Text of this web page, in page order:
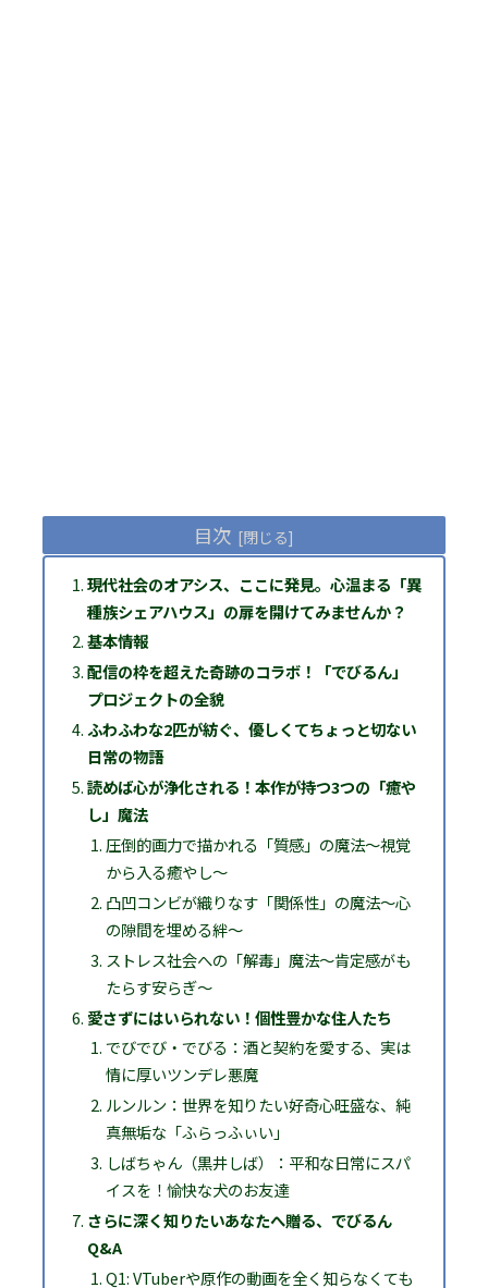
目次
現代社会のオアシス、ここに発見。心温まる「異
種族シェアハウス」の扉を開けてみませんか？
基本情報
配信の枠を超えた奇跡のコラボ！「でびるん」
プロジェクトの全貌
ふわふわな2匹が紡ぐ、優しくてちょっと切ない
日常の物語
読めば心が浄化される！本作が持つ3つの「癒や
し」魔法
圧倒的画力で描かれる「質感」の魔法～視覚
から入る癒やし～
凸凹コンビが織りなす「関係性」の魔法～心
の隙間を埋める絆～
ストレス社会への「解毒」魔法～肯定感がも
たらす安らぎ～
愛さずにはいられない！個性豊かな住人たち
でびでび・でびる：酒と契約を愛する、実は
情に厚いツンデレ悪魔
ルンルン：世界を知りたい好奇心旺盛な、純
真無垢な「ふらっふぃい」
しばちゃん（黒井しば）：平和な日常にスパ
イスを！愉快な犬のお友達
さらに深く知りたいあなたへ贈る、でびるん
Q&A
Q1: VTuberや原作の動画を全く知らなくても